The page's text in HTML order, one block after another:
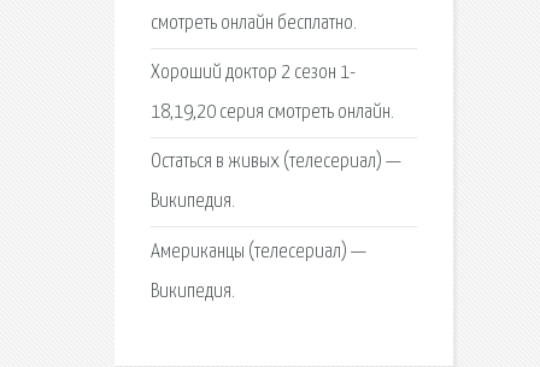
смотреть онлайн бесплатно.
Хороший доктор 2 сезон 1-
18,19,20 серия смотреть онлайн.
Остаться в живых (телесериал) —
Википедия.
Американцы (телесериал) —
Википедия.